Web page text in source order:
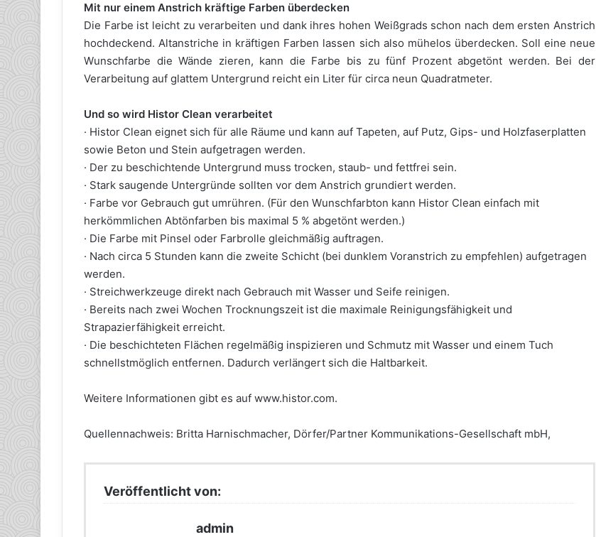
Mit nur einem Anstrich kräftige Farben überdecken
Die Farbe ist leicht zu verarbeiten und dank ihres hohen Weißgrads schon nach dem ersten Anstrich
hochdeckend. Altanstriche in kräftigen Farben lassen sich also mühelos überdecken. Soll eine neue
Wunschfarbe die Wände zieren, kann die Farbe bis zu fünf Prozent abgetönt werden. Bei der
Verarbeitung auf glattem Untergrund reicht ein Liter für circa neun Quadratmeter.
Und so wird Histor Clean verarbeitet
· Histor Clean eignet sich für alle Räume und kann auf Tapeten, auf Putz, Gips- und Holzfaserplatten
sowie Beton und Stein aufgetragen werden.
· Der zu beschichtende Untergrund muss trocken, staub- und fettfrei sein.
· Stark saugende Untergründe sollten vor dem Anstrich grundiert werden.
· Farbe vor Gebrauch gut umrühren. (Für den Wunschfarbton kann Histor Clean einfach mit
herkömmlichen Abtönfarben bis maximal 5 % abgetönt werden.)
· Die Farbe mit Pinsel oder Farbrolle gleichmäßig auftragen.
· Nach circa 5 Stunden kann die zweite Schicht (bei dunklem Voranstrich zu empfehlen) aufgetragen
werden.
· Streichwerkzeuge direkt nach Gebrauch mit Wasser und Seife reinigen.
· Bereits nach zwei Wochen Trocknungszeit ist die maximale Reinigungsfähigkeit und
Strapazierfähigkeit erreicht.
· Die beschichteten Flächen regelmäßig inspizieren und Schmutz mit Wasser und einem Tuch
schnellstmöglich entfernen. Dadurch verlängert sich die Haltbarkeit.
Weitere Informationen gibt es auf www.histor.com.
Quellennachweis: Britta Harnischmacher, Dörfer/Partner Kommunikations-Gesellschaft mbH,
Veröffentlicht von:
admin